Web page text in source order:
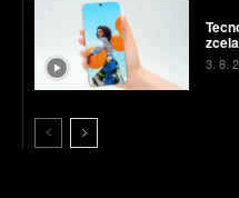
3. 8.